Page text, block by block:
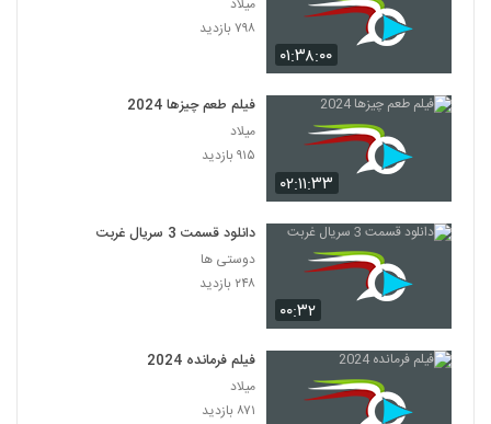
۰۱:۳۸:۰۰
۷۹۸ بازدید
۰۲:۱۱:۳۳
فیلم طعم چیزها 2024
میلاد
۹۱۵ بازدید
۰۰:۳۲
دانلود قسمت 3 سریال غربت
دوستی ها
۲۴۸ بازدید
فیلم فرمانده 2024
میلاد
۸۷۱ بازدید